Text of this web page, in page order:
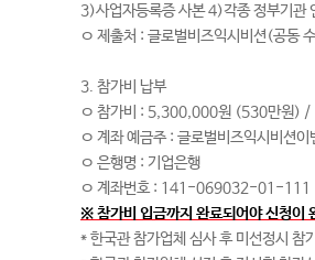
3)사업자등록증 사본 4)각종 정부기관
ㅇ 제출처 : 글로벌비즈익시비션(
3. 참가비 납부
ㅇ 참가비 : 5,300,000원 (530만원) /
ㅇ 계좌 예금주 : 글로벌비즈익시비션
ㅇ 은행명 : 기업은행
ㅇ 계좌번호 : 141-069032-01-111
※ 참가비 입금까지 완료되어야 신청이
* 한국관 참가업체 심사 후 미선정시 참